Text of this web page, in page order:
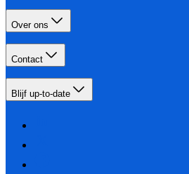
Over ons
Contact
Blijf up-to-date